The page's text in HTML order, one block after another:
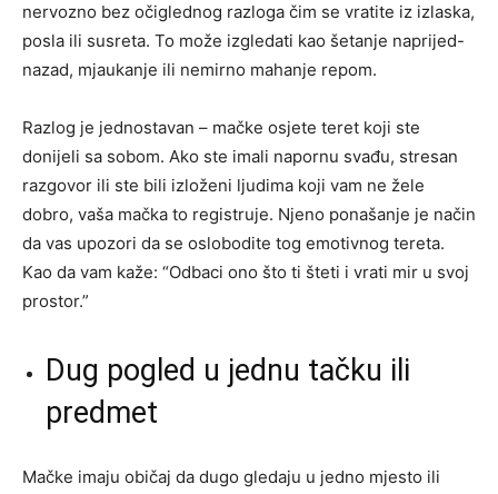
nervozno bez očiglednog razloga čim se vratite iz izlaska,
posla ili susreta. To može izgledati kao šetanje naprijed-
nazad, mjaukanje ili nemirno mahanje repom.
Razlog je jednostavan – mačke osjete teret koji ste
donijeli sa sobom. Ako ste imali napornu svađu, stresan
razgovor ili ste bili izloženi ljudima koji vam ne žele
dobro, vaša mačka to registruje. Njeno ponašanje je način
da vas upozori da se oslobodite tog emotivnog tereta.
Kao da vam kaže: “Odbaci ono što ti šteti i vrati mir u svoj
prostor.”
Dug pogled u jednu tačku ili
predmet
Mačke imaju običaj da dugo gledaju u jedno mjesto ili